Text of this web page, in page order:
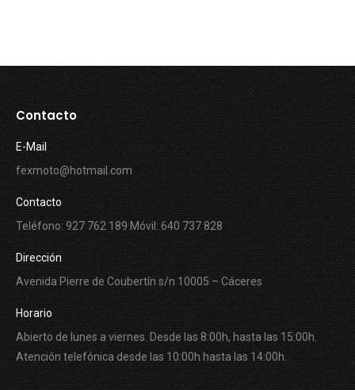
Contacto
E-Mail
fexmoto@hotmail.com
Contacto
Teléfono: 927 762 189 Móvil: 640 737 828
Dirección
Avenida Pierre de Coubertín s/n 10005 – Cáceres
Horario
Abierto de lunes a viernes. Desde las 8:00h, hasta las 15:00h.
Atención telefónica desde las 10:00h hasta las 14:00h.